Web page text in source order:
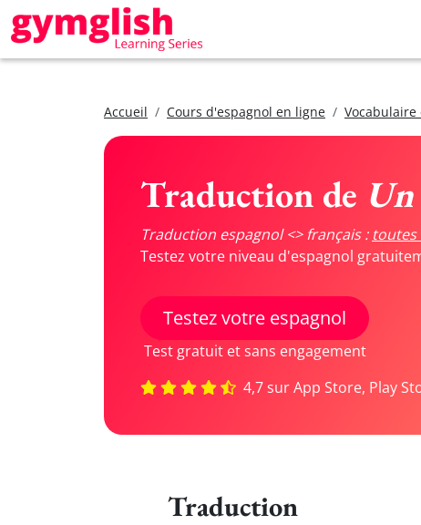
Accueil Cours d'espagnol en ligne Vocabulaire
Traduction de
Traduction espagnol <> français : toutes
Testez votre niveau d'espagnol
Testez votre espagnol
Test gratuit et sans engagement
4,7 sur App Store, Play
Traduction